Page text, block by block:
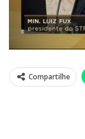
Compartilhe